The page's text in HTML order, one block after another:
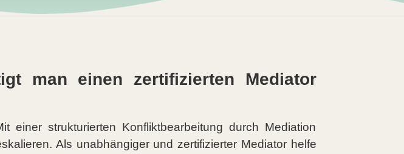
man einen zertifizierten Mediator
einer strukturierten Konfliktbearbeitung durch Mediation
Als unabhängiger und zertifizierter Mediator helfe